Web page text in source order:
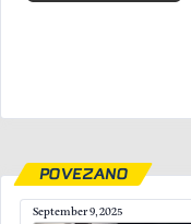
POVEZANO
September 9, 2025